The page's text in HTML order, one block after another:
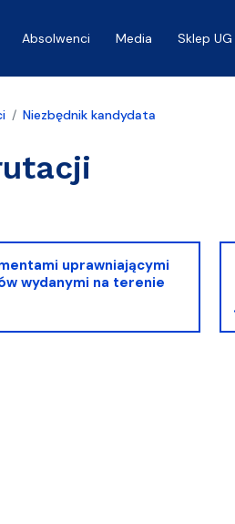
Absolwenci Media Sklep UG
Niezbędnik kandydata
uprawniającymi
wydanymi na terenie